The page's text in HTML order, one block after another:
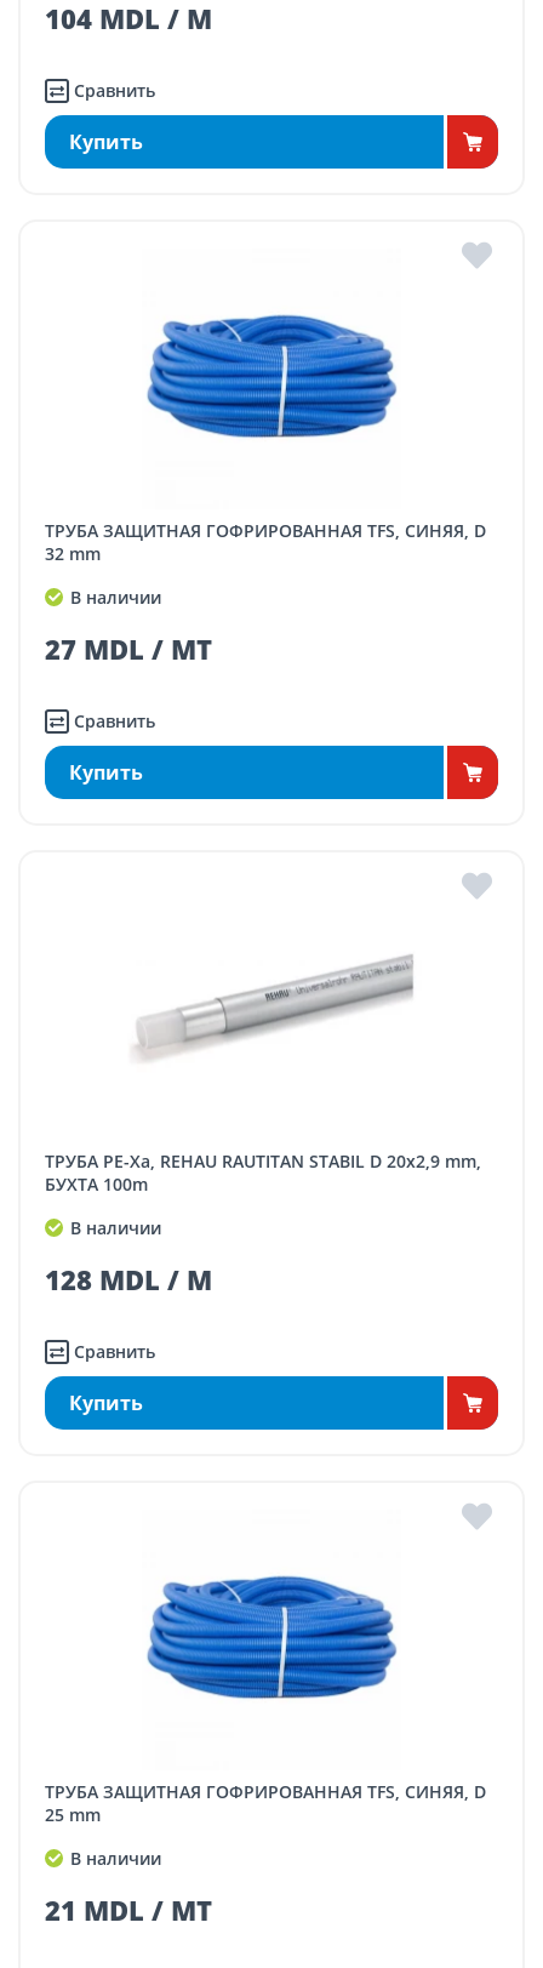
104 MDL / M
Сравнить
Купить
ТРУБА ЗАЩИТНАЯ ГОФРИРОВАННАЯ TFS, СИНЯЯ, D
32 mm
В наличии
27 MDL / MT
Сравнить
Купить
ТРУБА PE-Xa, REHAU RAUTITAN STABIL D 20x2,9 mm,
БУХТА 100m
В наличии
128 MDL / M
Сравнить
Купить
ТРУБА ЗАЩИТНАЯ ГОФРИРОВАННАЯ TFS, СИНЯЯ, D
25 mm
В наличии
21 MDL / MT